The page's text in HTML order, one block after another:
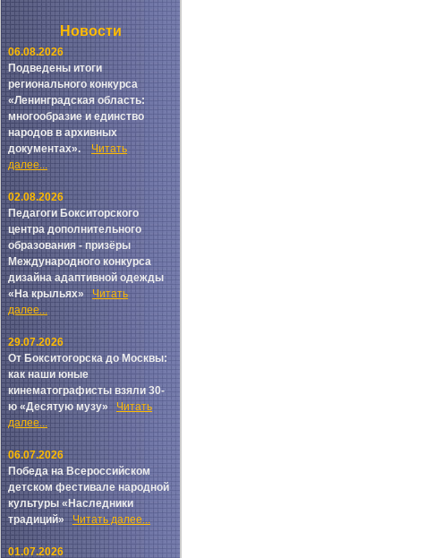
Новости
06.08.2026
Подведены итоги
регионального конкурса
«Ленинградская область:
многообразие и единство
народов в архивных
документах». Читать
далее...
02.08.2026
Педагоги Бокситорского
центра дополнительного
образования - призёры
Международного конкурса
дизайна адаптивной одежды
«На крыльях» Читать
далее...
29.07.2026
От Бокситогорска до Москвы:
как наши юные
кинематографисты взяли 30-
ю «Десятую музу» Читать
далее...
06.07.2026
Победа на Всероссийском
детском фестивале народной
культуры «Наследники
традиций»Читать далее...
01.07.2026